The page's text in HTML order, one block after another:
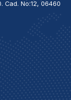
Cad. No:12, 06460